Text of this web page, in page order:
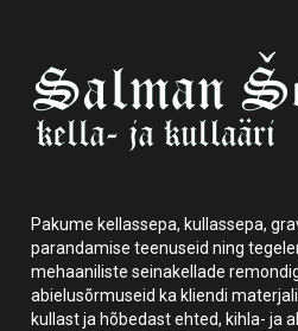
Pakume kellassepa, kullassepa,
parandamise teenuseid ning
mehaaniliste seinakellade
abielusõrmuseid ka kliendi
kullast ja hõbedast ehted, kihla- ja